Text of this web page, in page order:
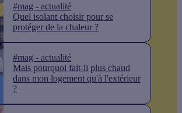
#mag - actualité
Quel isolant choisir pour se
protéger de la chaleur ?
#mag - actualité
Mais pourquoi fait-il plus chaud
dans mon logement qu'à l'extérieur
?